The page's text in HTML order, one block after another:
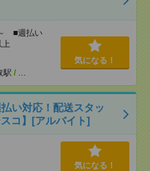
■週払い
駅 / …
気になる！
い対応！配送スタッ
コ】[アルバイト]
気になる！